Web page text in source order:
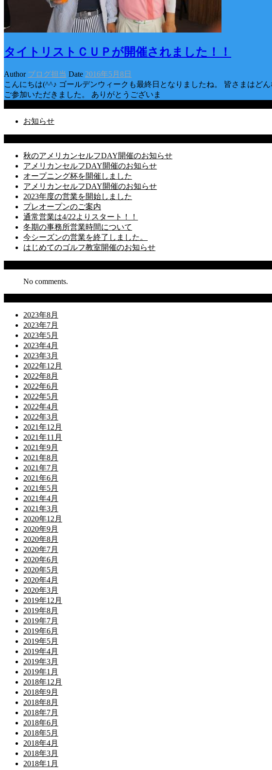
タイトリストＣＵＰが開催されました！！
Author ブログ担当 Date 2016年5月8日
こんにちは(^^♪ ゴールデンウィークも最終日となりましたね。 皆さまはど
ご参加いただきました。 ありがとうございま
お知らせ
秋のアメリカンセルフDAY開催のお知らせ
アメリカンセルフDAY開催のお知らせ
オープニング杯を開催しました
アメリカンセルフDAY開催のお知らせ
2023年度の営業を開始しました
プレオープンのご案内
通常営業は4/22よりスタート！！
冬期の事務所営業時間について
今シーズンの営業を終了しました。
はじめてのゴルフ教室開催のお知らせ
No comments.
2023年8月
2023年7月
2023年5月
2023年4月
2023年3月
2022年12月
2022年8月
2022年6月
2022年5月
2022年4月
2022年3月
2021年12月
2021年11月
2021年9月
2021年8月
2021年7月
2021年6月
2021年5月
2021年4月
2021年3月
2020年12月
2020年9月
2020年8月
2020年7月
2020年6月
2020年5月
2020年4月
2020年3月
2019年12月
2019年8月
2019年7月
2019年6月
2019年5月
2019年4月
2019年3月
2019年1月
2018年12月
2018年9月
2018年8月
2018年7月
2018年6月
2018年5月
2018年4月
2018年3月
2018年1月